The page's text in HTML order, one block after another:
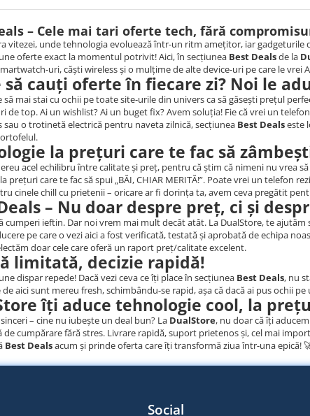
– Cele mai tari oferte tech, fără
vitezei, unde tehnologia evoluează într-un ritm amețitor, iar gadgeturile
oferte exact la momentul potrivit! Aici, în secțiunea Best Dealsde la
uri, căști wireless și o mulțime de alte device-uri pe care le vrei
să cauți oferte în fiecare zi? Noi le
să mai stai cu ochii pe toate site-urile din univers ca să găsești prețul
de top. Ai un wishlist? Ai un buget fix? Avem soluția! Fie că vrei un
sau o trotinetă electrică pentru naveta zilnică, secțiunea Best Dealseste
la prețuri care te fac să
acel echilibru între calitate și preț, pentru că știm că nimeni nu vrea
prețuri care te fac să spui „BĂI, CHIAR MERITĂ!”. Poate vrei un
cinele chill cu prietenii – oricare ar fi dorința ta, avem ceva pregătit
– Nu doar despre preț, ci și
cumperi ieftin. Dar noi vrem mai mult decât atât. La DualStore, te
pe care o vezi aici a fost verificată, testată și aprobată de echipa
doar cele care oferă un raport preț/calitate excelent.
limitată, decizie rapidă!
dispar repede! Dacă vezi ceva ce îți place în secțiunea Best Deals, nu
de aici sunt mereu fresh, schimbându-se rapid, așa că dacă ai pus ochii
îți aduce tehnologie cool, la
– cine nu iubește un deal bun? La DualStore, nu doar că îți
de cumpărare fără stres. Livrare rapidă, suport prietenos și, cel mai
Best Dealsacum și prinde oferta care îți transformă ziua într-una epică!
Social